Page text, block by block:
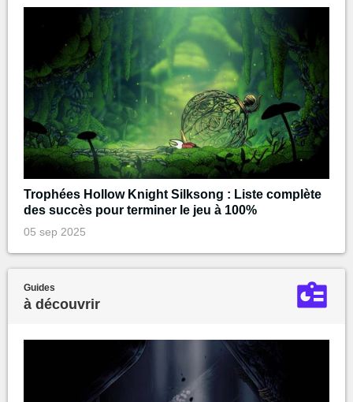
Trophées Hollow Knight Silksong : Liste complète
des succès pour terminer le jeu à 100%
05 sep 2025
Guides
à découvrir